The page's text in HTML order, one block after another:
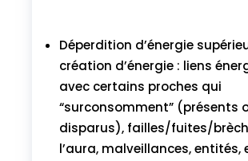
Déperdition d’énergie
création d’énergie : liens
avec certains proches qui
“surconsomment” (présents
disparus), failles/fuites/
l’aura, malveillances, entités,